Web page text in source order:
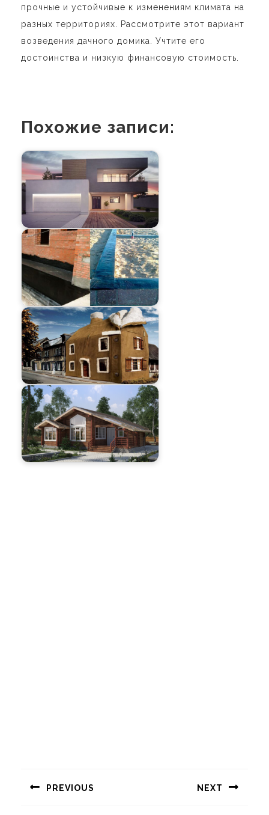
прочные и устойчивые к изменениям климата на
разных территориях. Рассмотрите этот вариант
возведения дачного домика. Учтите его
достоинства и низкую финансовую стоимость.
Похожие записи:
записям
PREVIOUS NEXT